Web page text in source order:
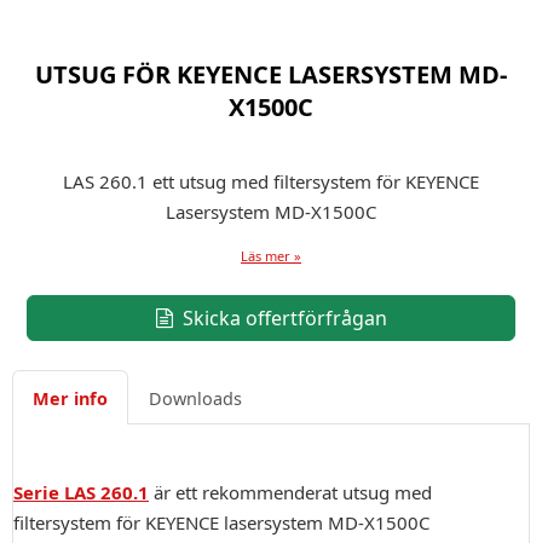
UTSUG FÖR KEYENCE LASERSYSTEM MD-
X1500C
LAS 260.1 ett utsug med filtersystem för KEYENCE
Lasersystem MD-X1500C
Läs mer »
Skicka offertförfrågan
Mer info Downloads
Serie LAS 260.1 är ett rekommenderat utsug med
filtersystem för KEYENCE lasersystem MD-X1500C